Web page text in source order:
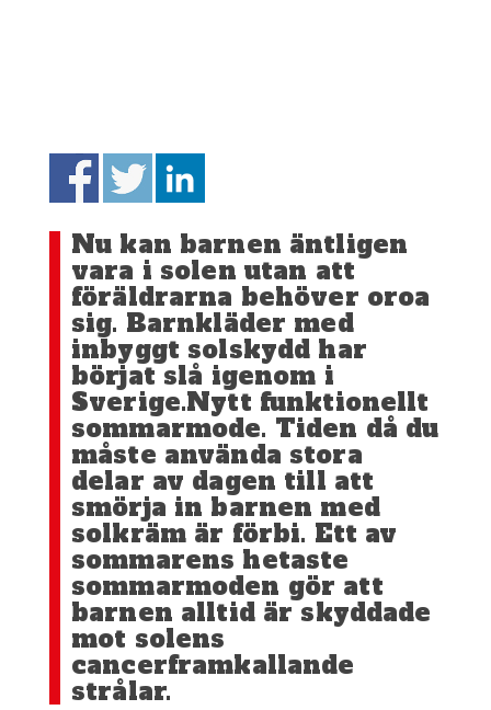
Nu kan barnen äntligen
vara i solen utan att
föräldrarna behöver oroa
sig. Barnkläder med
inbyggt solskydd har
börjat slå igenom i
Sverige.Nytt funktionellt
sommarmode. Tiden då du
måste använda stora
delar av dagen till att
smörja in barnen med
solkräm är förbi. Ett av
sommarens hetaste
sommarmoden gör att
barnen alltid är skyddade
mot solens
cancerframkallande
strålar.